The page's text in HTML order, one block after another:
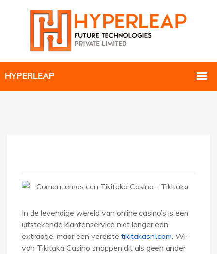
In de levendige wereld van online casino’s is een
uitstekende klantenservice niet langer een
extraatje, maar een vereiste tikitakasnl.com. Wij
van Tikitaka Casino snappen dit als geen ander